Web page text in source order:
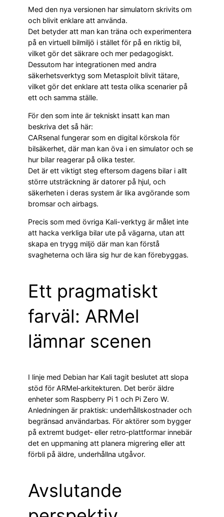
Med den nya versionen har simulatorn skrivits om
och blivit enklare att använda.
Det betyder att man kan träna och experimentera
på en virtuell bilmiljö i stället för på en riktig bil,
vilket gör det säkrare och mer pedagogiskt.
Dessutom har integrationen med andra
säkerhetsverktyg som Metasploit blivit tätare,
vilket gör det enklare att testa olika scenarier på
ett och samma ställe.
För den som inte är tekniskt insatt kan man
beskriva det så här:
CARsenal fungerar som en digital körskola för
bilsäkerhet, där man kan öva i en simulator och se
hur bilar reagerar på olika tester.
Det är ett viktigt steg eftersom dagens bilar i allt
större utsträckning är datorer på hjul, och
säkerheten i deras system är lika avgörande som
bromsar och airbags.
Precis som med övriga Kali-verktyg är målet inte
att hacka verkliga bilar ute på vägarna, utan att
skapa en trygg miljö där man kan förstå
svagheterna och lära sig hur de kan förebyggas.
Ett pragmatiskt
farväl: ARMel
lämnar scenen
I linje med Debian har Kali tagit beslutet att slopa
stöd för ARMel‑arkitekturen. Det berör äldre
enheter som Raspberry Pi 1 och Pi Zero W.
Anledningen är praktisk: underhållskostnader och
begränsad användarbas. För aktörer som bygger
på extremt budget‑ eller retro‑plattformar innebär
det en uppmaning att planera migrering eller att
förbli på äldre, underhållna utgåvor.
Avslutande